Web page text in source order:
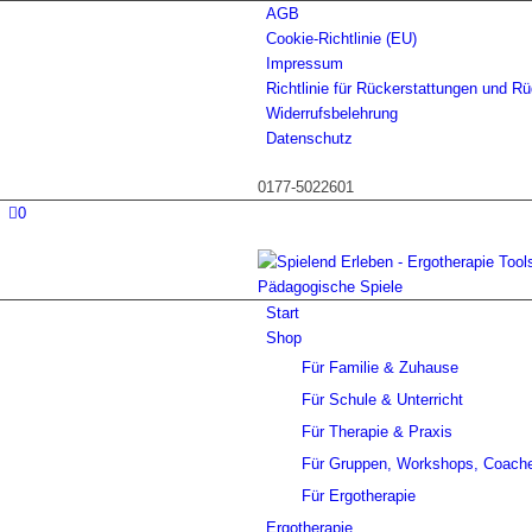
AGB
Cookie-Richtlinie (EU)
Impressum
Richtlinie für Rückerstattungen und
Widerrufsbelehrung
Datenschutz
0177-5022601
0
Start
Shop
Für Familie & Zuhause
Für Schule & Unterricht
Für Therapie & Praxis
Für Gruppen, Workshops,
Für Ergotherapie
Ergotherapie